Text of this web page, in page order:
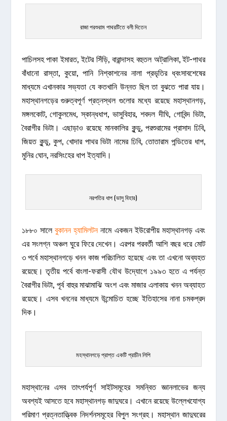
রাজা পরশুরাম পাথরটিতে বলী দিতেন
পাচিলসহ পাকা ইমারত, ইটের সিঁড়ি, বারান্দাসহ বহুতল অট্রালিকা, ইট-পাথর
বাঁধানো রাস্তা, কুয়ো, পানি নিশ্কাশনের নালা প্রভৃতির ধ্বংসাবশেষের
মাধ্যমে এখানকার সভ্যতা যে কতখানি উন্নত ছিল তা বুঝতে পারা যায়।
মহাস্থানগড়ের গুরুত্বপূর্ণ প্রত্নস্থল গুলোর মধ্যে রয়েছে মহাস্থানগড়,
মঙ্গলকোট, গোকুলমেধ, স্কান্ধধাপ, ভাসুবিহার, শবদল দীঘি, গোবিন্দ ভিটা,
বৈরাগীর ভিটা। এছাড়াও রয়েছে মানকালির কুন্ডু, পরশুরামের প্রাসাদ ঢিবি,
জিয়ত কুন্ডু, কুপ, খোদার পাথর ভিটা নামের ঢিবি, তোতারাম পন্ডিতের ধাপ,
মুনির ঘোন, নরসিংহের ধাপ ইত্যাদি।
নরপতির ধাপ (ভাসু বিহার)
১৮৮০ সালেবুকানন হ্যামিলটননামে একজন ইউরোপীয় মহাস্থানগড় এবং
এর সংলগ্ন অঞ্চল ঘুরে ফিরে দেখেন। এরপর পরবর্তী আশি বছর ধরে মোট
৩ পর্বে মহাস্থানগড়ে খনন কাজ পরিচালিত হয়েছে এবং তা এখনো অব্যহত
রয়েছে। তৃতীয় পর্বে বাংলা-ফরাসী যৌথ উদ্যোগে ১৯৯৩ হতে এ পর্যন্ত
বৈরাগীর ভিটা, পূর্ব বাহুর মাঝামাঝি অংশ এবং মাজার এলাকায় খনন অব্যাহত
রয়েছে। এসব খননের মাধ্যমে উন্মোচিত হচ্ছে ইতিহাসের নানা চমকপ্রদ
দিক।
মহস্থানগড়ে প্রাপ্ত একটি প্রাচীন লিপি
মহাস্থানের এসব তাৎপর্যপূর্ণ সাইটসমূহের সমন্বিত জ্ঞানলাভের জন্য
অবশ্যই আসতে হবে মহাস্থানগড় জাদুঘরে। এখানে রয়েছে উল্লেখযোগ্য
পরিমাণ প্রত্নতাত্ত্বিক নিদর্শনসমূহের বিপুল সংগ্রহ। মহাস্থান জাদুঘরের